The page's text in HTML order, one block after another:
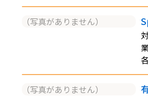
（写真がありません）
（写真がありません）